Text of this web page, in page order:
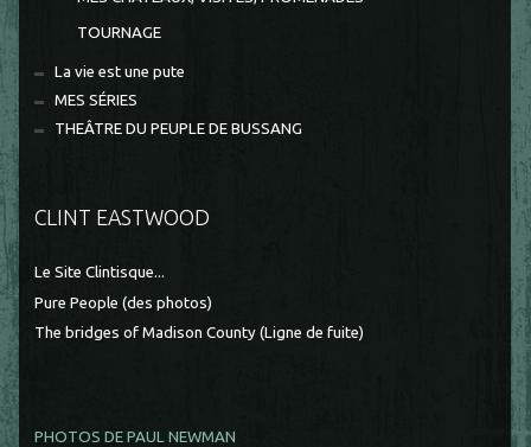
TOURNAGE
La vie est une pute
MES SÉRIES
THEÂTRE DU PEUPLE DE BUSSANG
CLINT EASTWOOD
Le Site Clintisque...
Pure People (des photos)
The bridges of Madison County (Ligne de fuite)
PHOTOS DE PAUL NEWMAN